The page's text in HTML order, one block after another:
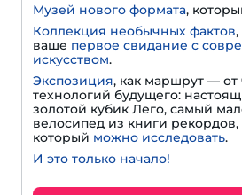
Музей нового формата,
Коллекция необычных фактов,
ваше первое свидание с
искусством.
Экспозиция, как маршрут —
технологий будущего:
золотой кубик Лего, самый
велосипед из книги
который можно исследовать.
И это только начало!